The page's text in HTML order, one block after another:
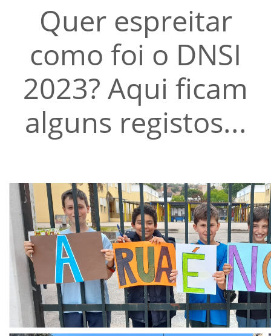
Quer espreitar
como foi o DNSI
2023? Aqui ficam
alguns registos...